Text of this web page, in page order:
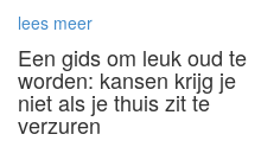
lees meer
Een gids om leuk oud te
worden: kansen krijg je
niet als je thuis zit te
verzuren